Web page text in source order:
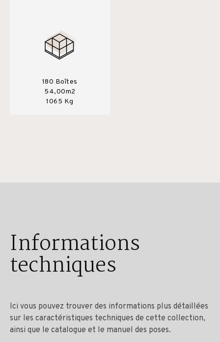
180 Boîtes
54,00m2
1065 Kg
Informations
techniques
Ici vous pouvez trouver des informations plus détaillées
sur les caractéristiques techniques de cette collection,
ainsi que le catalogue et le manuel des poses.